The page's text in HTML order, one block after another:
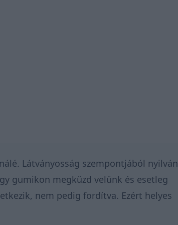
Látványosság szempontjából nyilván
gumikon megküzd velünk és esetleg
nem pedig fordítva. Ezért helyes